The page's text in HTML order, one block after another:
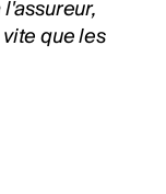
que les